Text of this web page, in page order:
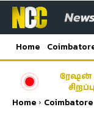
Home
ரேஷன்
Home Coimbatore